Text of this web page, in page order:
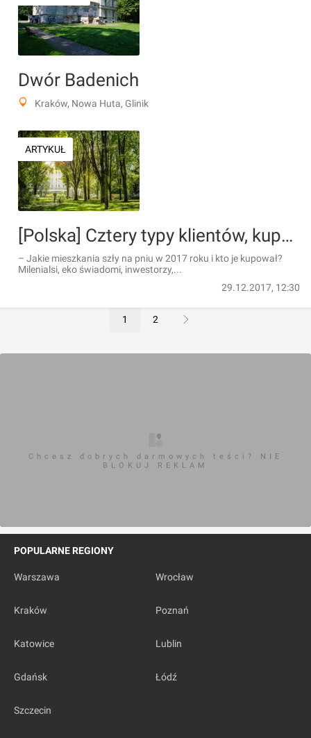
Dwór Badenich
Kraków, Nowa Huta, Glinik
ARTYKUŁ
[Polska] Cztery typy klientów, kupujących mieszkania w 2017 roku
– Jakie mieszkania szły na pniu w 2017 roku i kto je kupował?
Milenialsi, eko świadomi, inwestorzy,...
29.12.2017, 12:30
1 2
Chcesz dobrych darmowych teści? NIE
BLOKUJ REKLAM
POPULARNE REGIONY
Warszawa Wrocław
Kraków Poznań
Katowice Lublin
Gdańsk Łódź
Szczecin